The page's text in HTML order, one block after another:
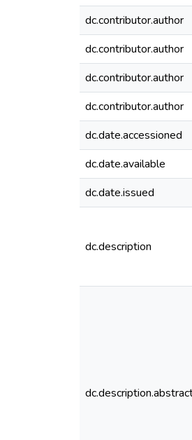
dc.contributor.author
dc.contributor.author
dc.contributor.author
dc.contributor.author
dc.date.accessioned
dc.date.available
dc.date.issued
dc.description